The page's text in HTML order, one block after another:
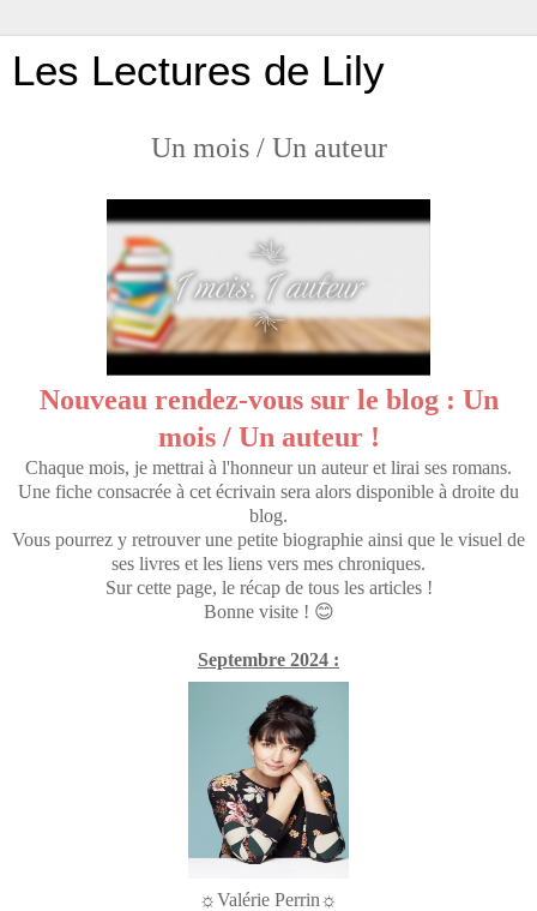
Les Lectures de Lily
Un mois / Un auteur
Nouveau rendez-vous sur le blog : Un
mois / Un auteur !
Chaque mois, je mettrai à l'honneur un auteur et lirai ses romans.
Une fiche consacrée à cet écrivain sera alors disponible à droite du
blog.
Vous pourrez y retrouver une petite biographie ainsi que le visuel de
ses livres et les liens vers mes chroniques.
Sur cette page, le récap de tous les articles !
Bonne visite ! 😊
Septembre 2024 :
☼Valérie Perrin☼